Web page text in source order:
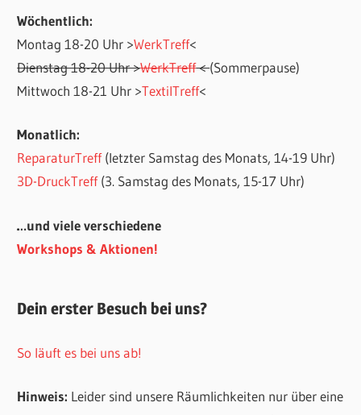
Wöchentlich:
Montag 18-20 Uhr >WerkTreff<
Dienstag 18-20 Uhr >WerkTreff<(Sommerpause)
Mittwoch 18-21 Uhr >TextilTreff<
Monatlich:
ReparaturTreff(letzter Samstag des Monats, 14-19 Uhr)
3D-DruckTreff(3. Samstag des Monats, 15-17 Uhr)
…und viele verschiedene
Workshops & Aktionen!
Dein erster Besuch bei uns?
So läuft es bei uns ab!
Hinweis: Leider sind unsere Räumlichkeiten nur über eine